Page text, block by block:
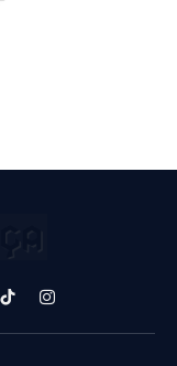
TikTokInstagram